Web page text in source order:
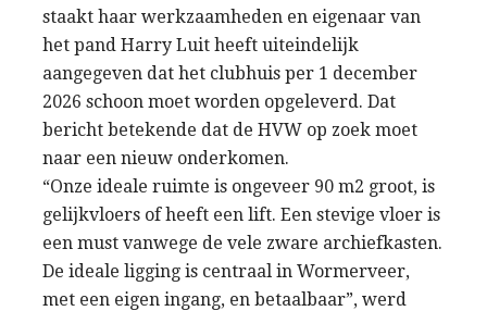
staakt haar werkzaamheden en eigenaar van
het pand Harry Luit heeft uiteindelijk
aangegeven dat het clubhuis per 1 december
2026 schoon moet worden opgeleverd. Dat
bericht betekende dat de HVW op zoek moet
naar een nieuw onderkomen.
“Onze ideale ruimte is ongeveer 90 m2 groot, is
gelijkvloers of heeft een lift. Een stevige vloer is
een must vanwege de vele zware archiefkasten.
De ideale ligging is centraal in Wormerveer,
met een eigen ingang, en betaalbaar”, werd